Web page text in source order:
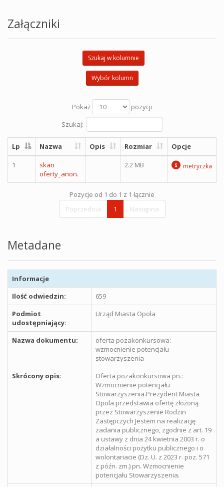
Załączniki
Szukaj w kolumnie
Wybór kolumn
Pokaż
pozycji
Szukaj:
Lp Nazwa Opis Rozmiar Opcje
1
skan
oferty_anon.
2.2 MB metryczka
Pozycje od 1 do 1 z 1 łącznie
Poprzednia
1 Następna
Metadane
Informacje
Ilość odwiedzin:
659
Podmiot
udostępniający:
Urząd Miasta Opola
Nazwa dokumentu:
oferta pozakonkursowa:
wzmocnienie potencjału
stowarzyszenia
Skrócony opis:
Oferta pozakonkursowa pn.:
Wzmocnienie potencjału
Stowarzyszenia.Prezydent Miasta
Opola przedstawia ofertę złożoną
przez Stowarzyszenie Rodzin
Zastępczych Jestem na realizację
zadania publicznego, zgodnie z art. 19
a ustawy z dnia 24 kwietnia 2003 r. o
działalności pożytku publicznego i o
wolontariacie (Dz. U. z 2023 r. poz. 571
z późn. zm.) pn. Wzmocnienie
potencjału Stowarzyszenia.